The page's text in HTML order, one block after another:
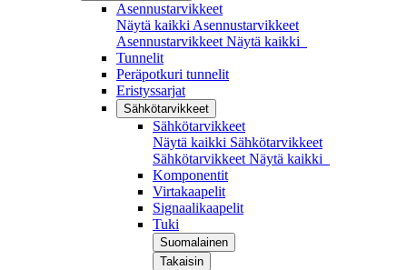
Asennustarvikkeet
Näytä kaikki Asennustarvikkeet
Asennustarvikkeet Näytä kaikki
Tunnelit
Peräpotkuri tunnelit
Eristyssarjat
Sähkötarvikkeet
Sähkötarvikkeet
Näytä kaikki Sähkötarvikkeet
Sähkötarvikkeet Näytä kaikki
Komponentit
Virtakaapelit
Signaalikaapelit
Tuki
Suomalainen
Takaisin